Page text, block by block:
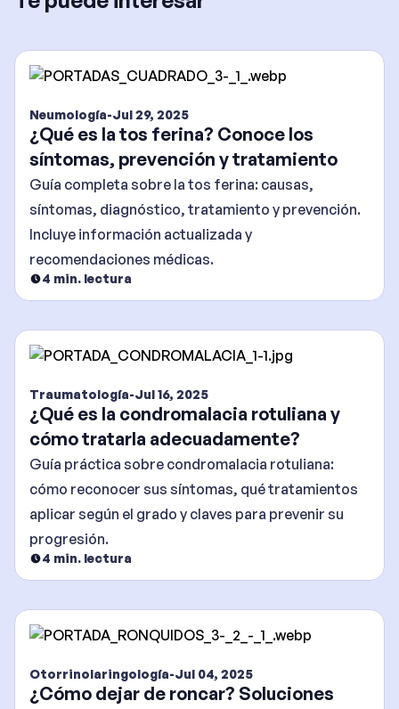
Neumología-Jul 29, 2025
¿Qué es la tos ferina? Conoce los
síntomas, prevención y tratamiento
Guía completa sobre la tos ferina: causas,
síntomas, diagnóstico, tratamiento y prevención.
Incluye información actualizada y
recomendaciones médicas.
4 min. lectura
Traumatología-Jul 16, 2025
¿Qué es la condromalacia rotuliana y
cómo tratarla adecuadamente?
Guía práctica sobre condromalacia rotuliana:
cómo reconocer sus síntomas, qué tratamientos
aplicar según el grado y claves para prevenir su
progresión.
4 min. lectura
Otorrinolaringología-Jul 04, 2025
¿Cómo dejar de roncar? Soluciones